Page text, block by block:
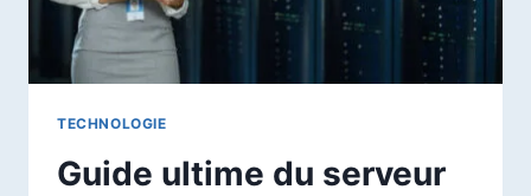
TECHNOLOGIE
Guide ultime du serveur